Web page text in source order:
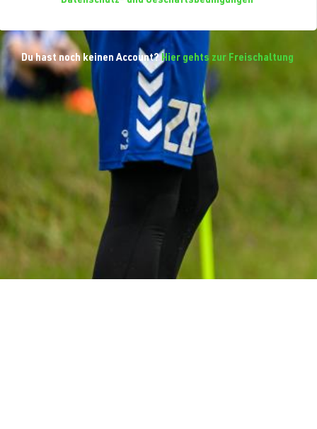
Du hast noch keinen Account? Hier gehts zur Freischaltung